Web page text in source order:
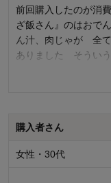
前回購入したのが消
ざ飯さん』のはおで
ん汁、肉じゃが 全
ありました そういう
消費期限が来て賞味
購入者さん
女性・30代